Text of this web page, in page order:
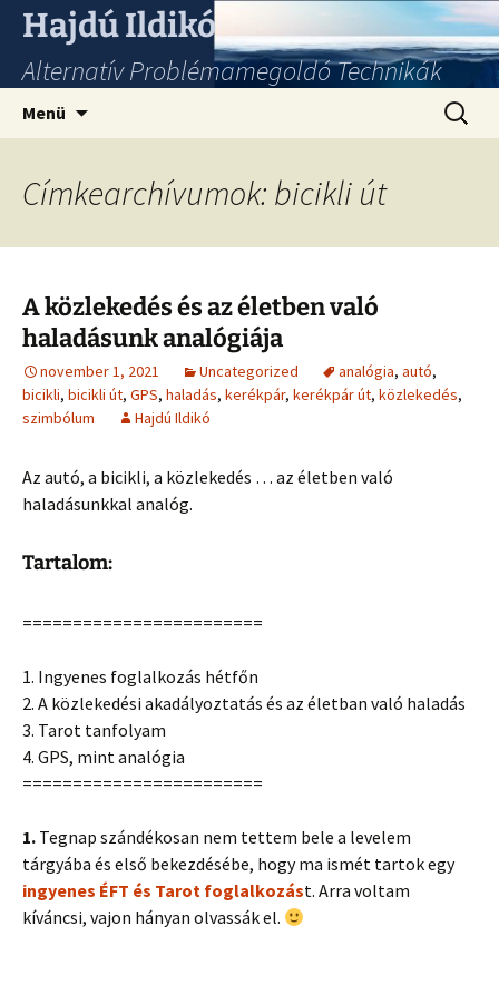
Hajdú Ildikó
Alternatív Problémamegoldó Technikák
Menü
Címkearchívumok: bicikli út
A közlekedés és az életben való
haladásunk analógiája
november 1, 2021 Uncategorized analógia, autó,
bicikli, bicikli út, GPS, haladás, kerékpár, kerékpár út, közlekedés,
szimbólum
Hajdú Ildikó
Az autó, a bicikli, a közlekedés … az életben való
haladásunkkal analóg.
Tartalom:
========================
1. Ingyenes foglalkozás hétfőn
2. A közlekedési akadályoztatás és az életban való haladás
3. Tarot tanfolyam
4. GPS, mint analógia
========================
1. Tegnap szándékosan nem tettem bele a levelem
tárgyába és első bekezdésébe, hogy ma ismét tartok egy
ingyenes ÉFT és Tarot foglalkozást. Arra voltam
kíváncsi, vajon hányan olvassák el.